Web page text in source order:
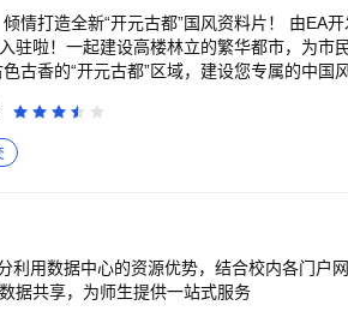
”国风资料片！ 由EA开发、蜂巢游戏独家国内发行的《模拟
啦！一起建设高楼林立的繁华都市，为市民
古香的“开元古都”区域，建设您专属的中国
换间的古都风情。 城市规划尽在掌握 《模拟城市：我是市
们尽可发挥想象，建设一座独一无二的梦想
点，或是购买独特地标，吸引市民们竞相游
店、港口、机场等建筑设施，通过生产、运
探索过程中有所疑问，就请尽快联系市长秘
利用数据中心的资源优势，结合校内各门户
据共享，为师生提供一站式服务